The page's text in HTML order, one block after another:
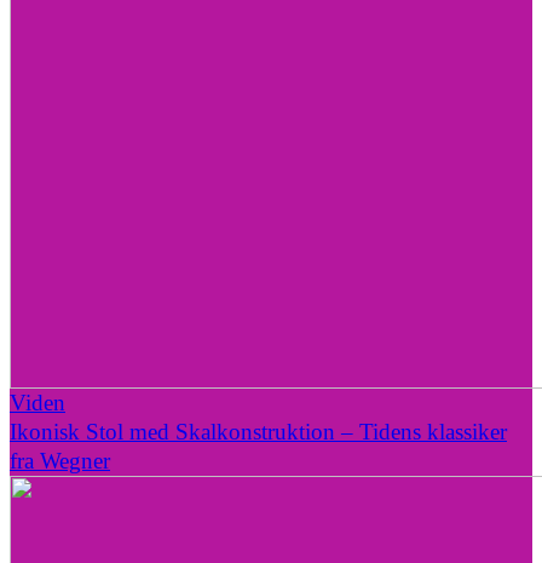
Viden
Ikonisk Stol med Skalkonstruktion – Tidens klassiker
fra Wegner